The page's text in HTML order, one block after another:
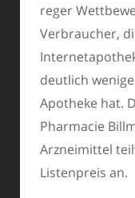
reger
Verbraucher,
deutlich
Apotheke hat.
Pharmacie
Arzneimittel
Listenpreis an.